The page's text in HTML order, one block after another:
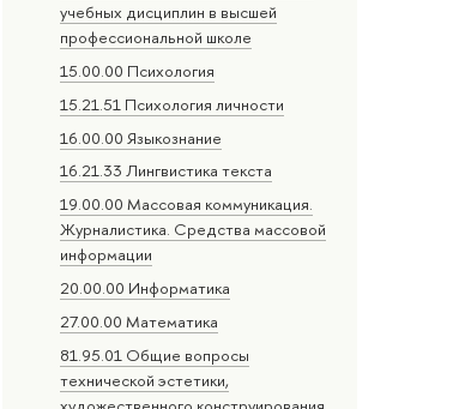
учебных дисциплин в высшей
профессиональной школе
15.00.00 Психология
15.21.51 Психология личности
16.00.00 Языкознание
16.21.33 Лингвистика текста
19.00.00 Массовая коммуникация.
Журналистика. Средства массовой
информации
20.00.00 Информатика
27.00.00 Математика
81.95.01 Общие вопросы
технической эстетики,